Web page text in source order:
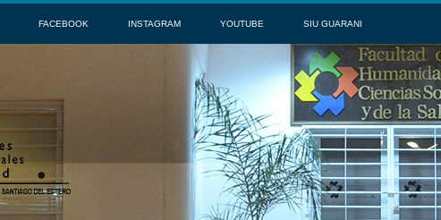
FACEBOOK INSTAGRAM YOUTUBE SIU GUARANI